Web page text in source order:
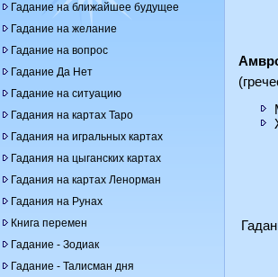
Гадание на ближайшее будущее
Гадание на желание
Гадание на вопрос
Гадание Да Нет
Гадание на ситуацию
Гадания на картах Таро
Гадания на игральных картах
Гадания на цыганских картах
Гадания на картах Ленорман
Гадания на Рунах
Книга перемен
Гадание - Зодиак
Гадание - Талисман дня